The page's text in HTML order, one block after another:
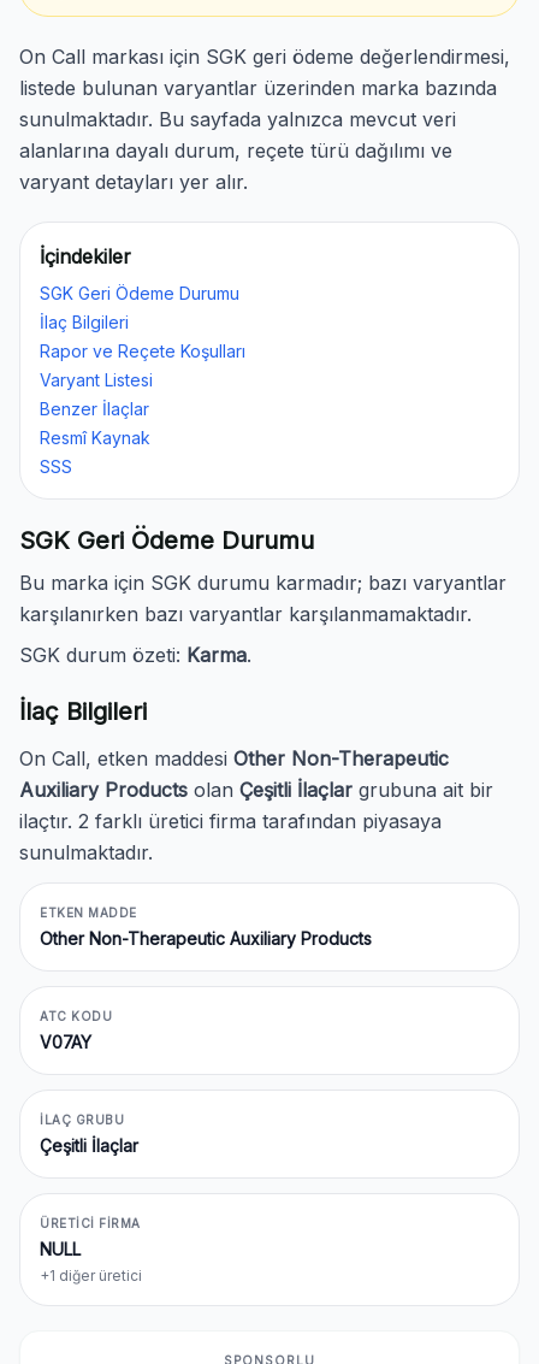
On Call markası için SGK geri ödeme değerlendirmesi,
listede bulunan varyantlar üzerinden marka bazında
sunulmaktadır. Bu sayfada yalnızca mevcut veri
alanlarına dayalı durum, reçete türü dağılımı ve
varyant detayları yer alır.
İçindekiler
SGK Geri Ödeme Durumu
İlaç Bilgileri
Rapor ve Reçete Koşulları
Varyant Listesi
Benzer İlaçlar
Resmî Kaynak
SSS
SGK Geri Ödeme Durumu
Bu marka için SGK durumu karmadır; bazı varyantlar
karşılanırken bazı varyantlar karşılanmamaktadır.
SGK durum özeti: Karma.
İlaç Bilgileri
On Call, etken maddesi Other Non-Therapeutic
Auxiliary Products olan Çeşitli İlaçlar grubuna ait bir
ilaçtır. 2 farklı üretici firma tarafından piyasaya
sunulmaktadır.
ETKEN MADDE
Other Non-Therapeutic Auxiliary Products
ATC KODU
V07AY
İLAÇ GRUBU
Çeşitli İlaçlar
ÜRETICI FIRMA
NULL
+1 diğer üretici
SPONSORLU